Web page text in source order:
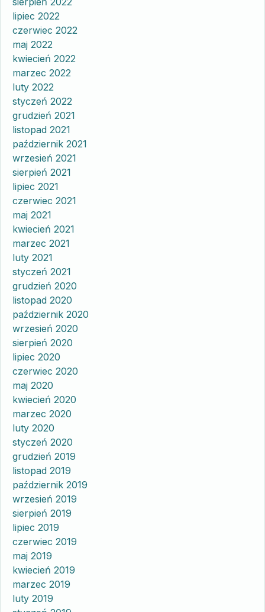
lipiec 2022
czerwiec 2022
maj 2022
kwiecień 2022
marzec 2022
luty 2022
styczeń 2022
grudzień 2021
listopad 2021
październik 2021
wrzesień 2021
sierpień 2021
lipiec 2021
czerwiec 2021
maj 2021
kwiecień 2021
marzec 2021
luty 2021
styczeń 2021
grudzień 2020
listopad 2020
październik 2020
wrzesień 2020
sierpień 2020
lipiec 2020
czerwiec 2020
maj 2020
kwiecień 2020
marzec 2020
luty 2020
styczeń 2020
grudzień 2019
listopad 2019
październik 2019
wrzesień 2019
sierpień 2019
lipiec 2019
czerwiec 2019
maj 2019
kwiecień 2019
marzec 2019
luty 2019